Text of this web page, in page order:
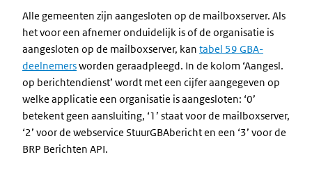
Alle gemeenten zijn aangesloten op de mailboxserver. Als
het voor een afnemer onduidelijk is of de organisatie is
aangesloten op de mailboxserver, kan tabel 59 GBA-
deelnemersworden geraadpleegd. In de kolom ‘Aangesl.
op berichtendienst’ wordt met een cijfer aangegeven op
welke applicatie een organisatie is aangesloten: ‘0’
betekent geen aansluiting, ‘1’ staat voor de mailboxserver,
‘2’ voor de webservice StuurGBAbericht en een ‘3’ voor de
BRP Berichten API.